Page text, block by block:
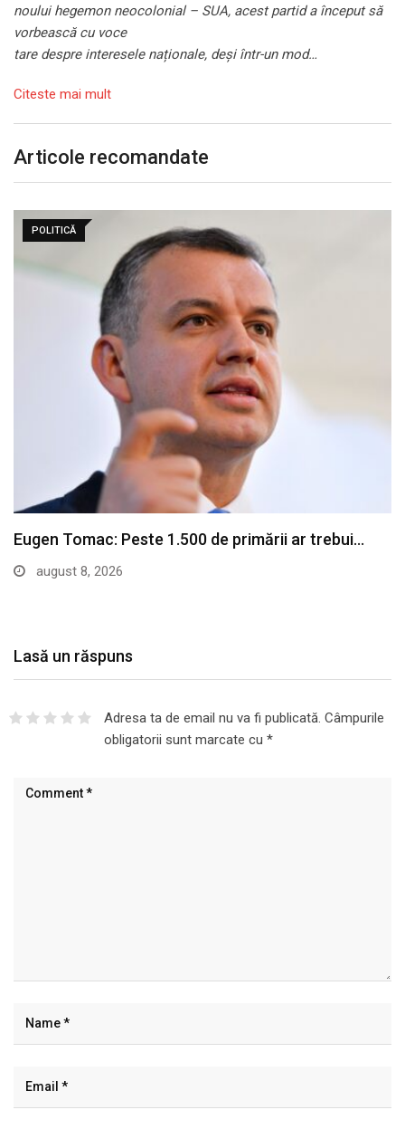
noului hegemon neocolonial – SUA, acest partid a început să
vorbească cu voce
tare despre interesele naționale, deși într-un mod…
Citeste mai mult
Articole recomandate
POLITICĂ
Nicușor Dan retrimite Parlamentului legea urșilor și
cere…
Lasă un răspuns
Adresa ta de email nu va fi publicată. Câmpurile
obligatorii sunt marcate cu *